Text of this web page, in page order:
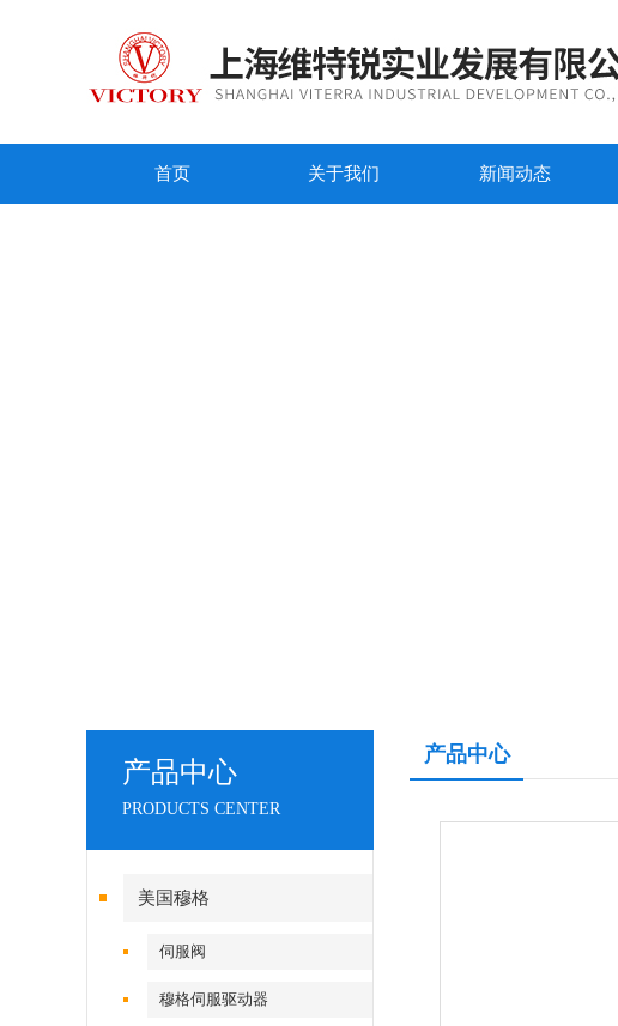
首页 关于我们 新闻动态
产品中心
PRODUCTS CENTER
美国穆格
伺服阀
穆格伺服驱动器
产品中心